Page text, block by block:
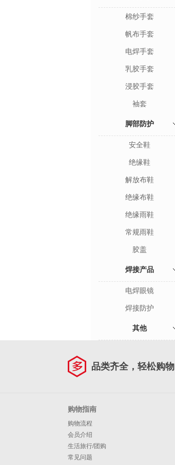
棉纱手套
帆布手套
电焊手套
乳胶手套
浸胶手套
袖套
脚部防护
安全鞋
绝缘鞋
解放布鞋
绝缘布鞋
绝缘雨鞋
常规雨鞋
胶盖
焊接产品
电焊眼镜
焊接防护
其他
品类齐全，轻松购物
购物指南
购物流程
会员介绍
生活旅行/团购
常见问题